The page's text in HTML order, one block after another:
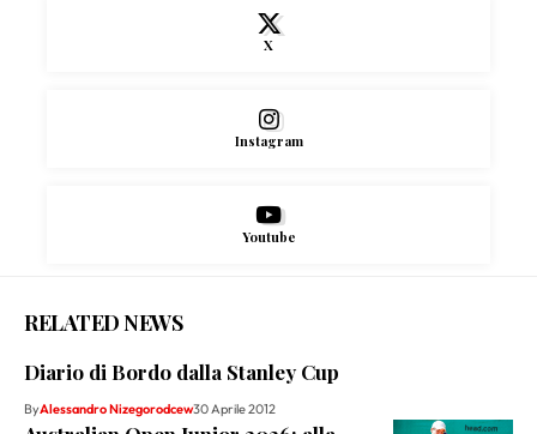
X
Instagram
Youtube
RELATED NEWS
Diario di Bordo dalla Stanley Cup
ByAlessandro Nizegorodcew30 Aprile 2012